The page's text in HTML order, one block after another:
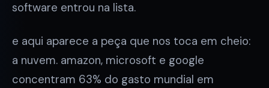
software entrou na lista.
e aqui aparece a peça que nos toca em cheio:
a nuvem. amazon, microsoft e google
concentram 63% do gasto mundial em